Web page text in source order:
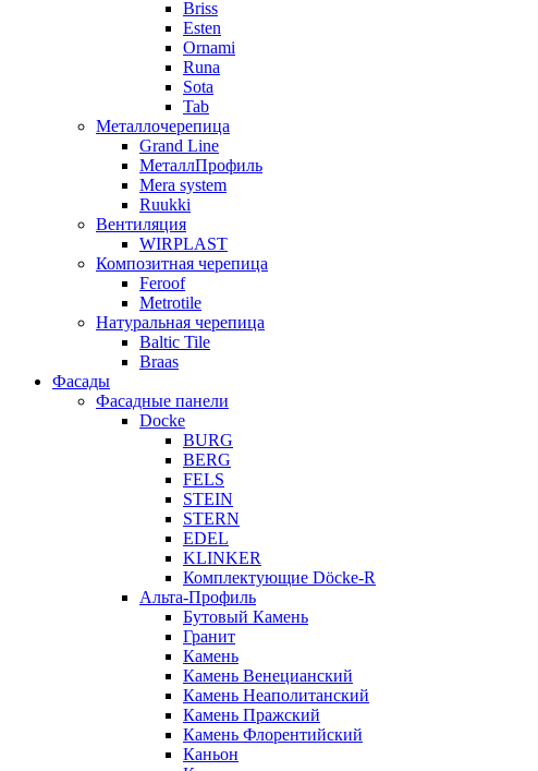
Briss
Esten
Ornami
Runa
Sota
Tab
Металлочерепица
Grand Line
МеталлПрофиль
Mera system
Ruukki
Вентиляция
WIRPLAST
Композитная черепица
Feroof
Metrotile
Натуральная черепица
Baltic Tile
Braas
Фасады
Фасадные панели
Docke
BURG
BERG
FELS
STEIN
STERN
EDEL
KLINKER
Комплектующие Döcke-R
Альта-Профиль
Бутовый Камень
Гранит
Камень
Камень Венецианский
Камень Неаполитанский
Камень Пражский
Камень Флорентийский
Каньон